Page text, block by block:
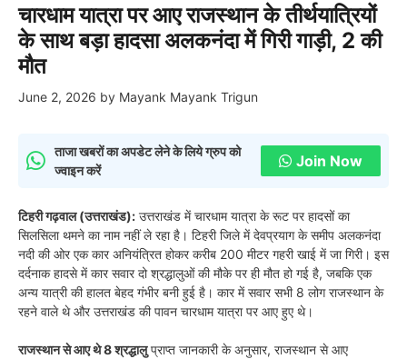
चारधाम यात्रा पर आए राजस्थान के तीर्थयात्रियों
के साथ बड़ा हादसा अलकनंदा में गिरी गाड़ी, 2 की
मौत
June 2, 2026 by Mayank Mayank Trigun
ताजा खबरों का अपडेट लेने के लिये ग्रुप को
ज्वाइन करें
Join Now
टिहरी गढ़वाल (उत्तराखंड): उत्तराखंड में चारधाम यात्रा के रूट पर हादसों का
सिलसिला थमने का नाम नहीं ले रहा है। टिहरी जिले में देवप्रयाग के समीप अलकनंदा
नदी की ओर एक कार अनियंत्रित होकर करीब 200 मीटर गहरी खाई में जा गिरी। इस
दर्दनाक हादसे में कार सवार दो श्रद्धालुओं की मौके पर ही मौत हो गई है, जबकि एक
अन्य यात्री की हालत बेहद गंभीर बनी हुई है। कार में सवार सभी 8 लोग राजस्थान के
रहने वाले थे और उत्तराखंड की पावन चारधाम यात्रा पर आए हुए थे।
राजस्थान से आए थे 8 श्रद्धालुप्राप्त जानकारी के अनुसार, राजस्थान से आए